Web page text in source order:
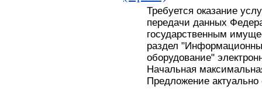
Требуется оказание
передачи данных
государственным
раздел
оборудование"
Начальная
Предложение